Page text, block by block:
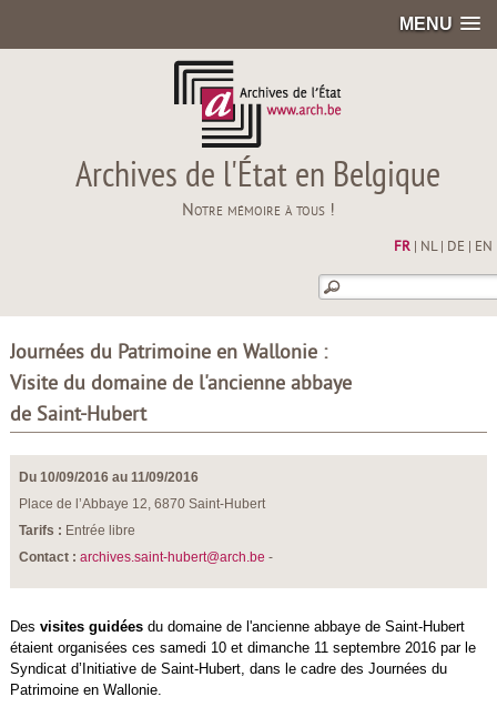
MENU
Archives de l'État en Belgique
Notre mémoire à tous !
FR| NL| DE EN
Journées du Patrimoine en Wallonie :
Visite du domaine de l'ancienne abbaye
de Saint-Hubert
Du 10/09/2016 au 11/09/2016
Place de l’Abbaye 12, 6870 Saint-Hubert
Tarifs : Entrée libre
Contact : archives.saint-hubert@arch.be -
Des visites guidéesdu domaine de l'ancienne abbaye de Saint-Hubert
étaient organisées ces samedi 10 et dimanche 11 septembre 2016 par le
Syndicat d’Initiative de Saint-Hubert, dans le cadre des Journées du
Patrimoine en Wallonie.